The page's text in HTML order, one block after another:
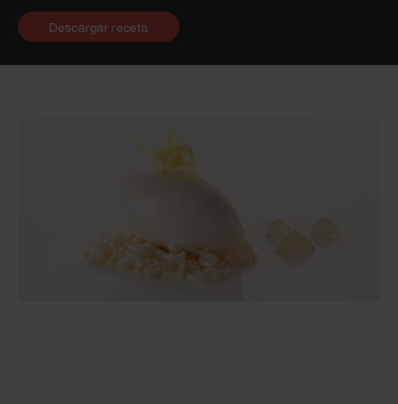
Descargar receta